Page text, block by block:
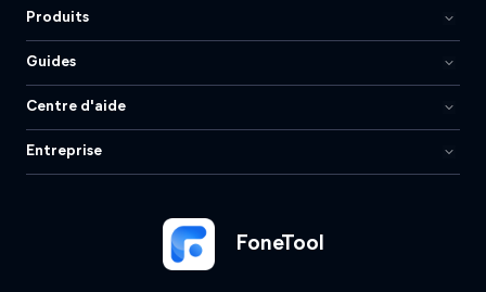
FoneTool
Produits
Guides
Centre d'aide
Entreprise